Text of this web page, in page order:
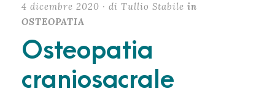
4 dicembre 2020 · di Tullio Stabile in
OSTEOPATIA
Osteopatia
craniosacrale